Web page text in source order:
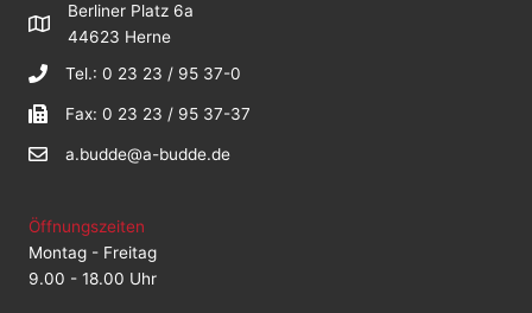
Berliner Platz 6a
44623 Herne
Tel.: 0 23 23 / 95 37-0
Fax: 0 23 23 / 95 37-37
a.budde@a-budde.de
Öffnungszeiten
Montag - Freitag
9.00 - 18.00 Uhr